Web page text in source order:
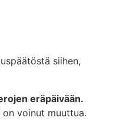
siihen,
eräpäivään.
voinut muuttua.